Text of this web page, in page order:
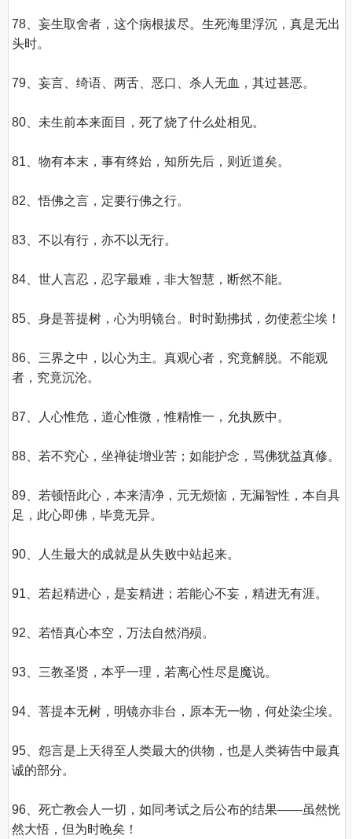
78、妄生取舍者，这个病根拔尽。生死海里浮沉，真是无出
头时。
79、妄言、绮语、两舌、恶口、杀人无血，其过甚恶。
80、未生前本来面目，死了烧了什么处相见。
81、物有本末，事有终始，知所先后，则近道矣。
82、悟佛之言，定要行佛之行。
83、不以有行，亦不以无行。
84、世人言忍，忍字最难，非大智慧，断然不能。
85、身是菩提树，心为明镜台。时时勤拂拭，勿使惹尘埃！
86、三界之中，以心为主。真观心者，究竟解脱。不能观
者，究竟沉沦。
87、人心惟危，道心惟微，惟精惟一，允执厥中。
88、若不究心，坐禅徒增业苦；如能护念，骂佛犹益真修。
89、若顿悟此心，本来清净，元无烦恼，无漏智性，本自具
足，此心即佛，毕竟无异。
90、人生最大的成就是从失败中站起来。
91、若起精进心，是妄精进；若能心不妄，精进无有涯。
92、若悟真心本空，万法自然消殒。
93、三教圣贤，本乎一理，若离心性尽是魔说。
94、菩提本无树，明镜亦非台，原本无一物，何处染尘埃。
95、怨言是上天得至人类最大的供物，也是人类祷告中最真
诚的部分。
96、死亡教会人一切，如同考试之后公布的结果——虽然恍
然大悟，但为时晚矣！